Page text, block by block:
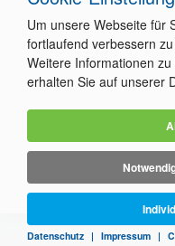
Tab,
um
durch
die
zu
ESC
alle
ab.
Um unsere Webseite für
fortlaufend verbessern
Weitere Informationen
erhalten Sie auf unserer
Datenschutz | Impressum |